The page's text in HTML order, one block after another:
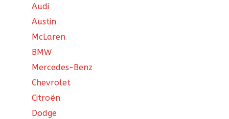
Audi
Austin
McLaren
BMW
Mercedes-Benz
Chevrolet
Citroën
Dodge